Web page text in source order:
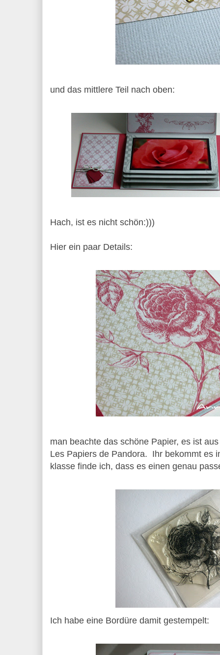
und das mittlere Teil nach oben:
Hach, ist es nicht schön:)))
Hier ein paar Details:
man beachte das schöne Papier, es ist
Les Papiers de Pandora. Ihr bekommt es
klasse finde ich, dass es einen genau
Ich habe eine Bordüre damit gestempelt: